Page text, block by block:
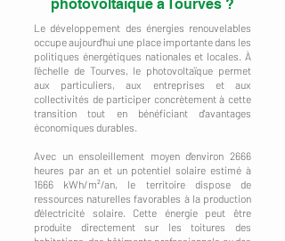
photovoltaïque à Tourves ?
Le développement des énergies renouvelables
occupe aujourd'hui une place importante dans les
politiques énergétiques nationales et locales. À
l'échelle de Tourves, le photovoltaïque permet
aux particuliers, aux entreprises et aux
collectivités de participer concrètement à cette
transition tout en bénéficiant d'avantages
économiques durables.
Avec un ensoleillement moyen d'environ 2666
heures par an et un potentiel solaire estimé à
1666 kWh/m²/an, le territoire dispose de
ressources naturelles favorables à la production
d'électricité solaire. Cette énergie peut être
produite directement sur les toitures des